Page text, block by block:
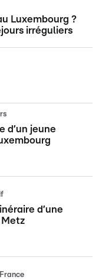
Luxembourg ?
irréguliers
d’un jeune
d’une
Metz